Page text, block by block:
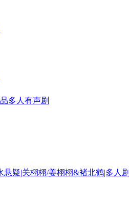
多人有声剧
疑|关栩栩/姜栩栩&褚北鹤|多人剧